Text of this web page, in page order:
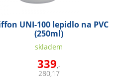
UNI-100 lepidlo na PVC
(250ml)
skladem
339,-
280,17